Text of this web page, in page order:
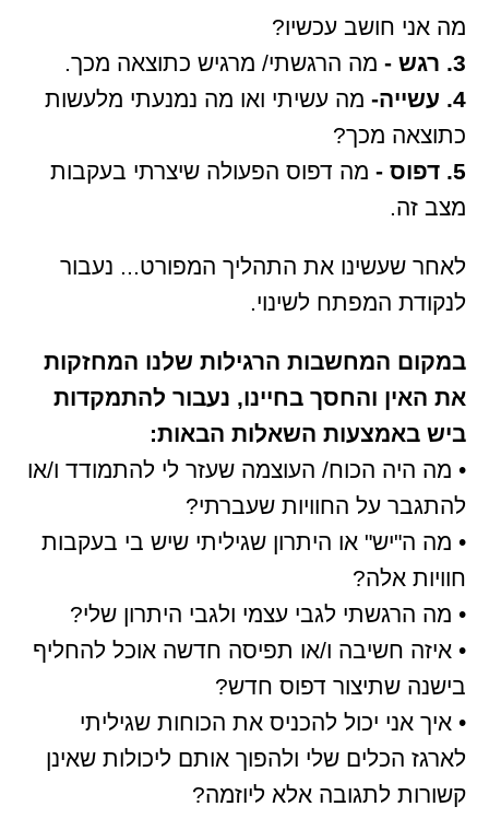
מה אני חושב עכשיו?
3. רגש -
מה הרגשתי/ מרגיש כתוצאה מכך.
4. עשייה-
מה עשיתי ואו מה נמנעתי מלעשות
כתוצאה מכך?
5. דפוס -
מה דפוס הפעולה שיצרתי בעקבות
מצב זה.
לאחר שעשינו את התהליך המפורט... נעבור
לנקודת המפתח לשינוי.
במקום המחשבות הרגילות שלנו המחזקות
את האין והחסך בחיינו, נעבור להתמקדות
ביש באמצעות השאלות הבאות:
• מה היה הכוח/ העוצמה שעזר לי להתמודד ו/או
להתגבר על החוויות שעברתי?
• מה ה"יש" או היתרון שגיליתי שיש בי בעקבות
חוויות אלה?
• מה הרגשתי לגבי עצמי ולגבי היתרון שלי?
• איזה חשיבה ו/או תפיסה חדשה אוכל להחליף
בישנה שתיצור דפוס חדש?
• איך אני יכול להכניס את הכוחות שגיליתי
לארגז הכלים שלי ולהפוך אותם ליכולות שאינן
קשורות לתגובה אלא ליוזמה?